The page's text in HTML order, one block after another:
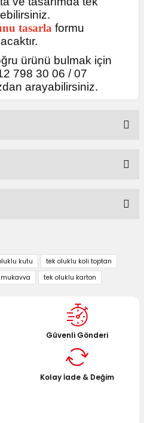
tasarla formu
ürünü bulmak için
798 30 06 / 07
arayabilirsiniz.
noktaları öneri formunu
ederiz.
bilgiler bulunuyor.
pahalı.
olmalı.
kutu
tek oluklu koli toptan
tek oluklu karton
Güvenli Gönderi
Kolay İade & Değim